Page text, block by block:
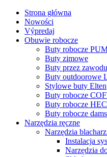
Strona główna
Nowości
Výpredaj
Obuwie robocze
Buty robocze
Buty zimowe
Buty przez zawodu
Buty outdoorowe
Stylowe buty Elten
Buty robocze
Buty robocze
Buty robocze
Narzędzia ręczne
Narzędzia
Instalacja
Narzędzia